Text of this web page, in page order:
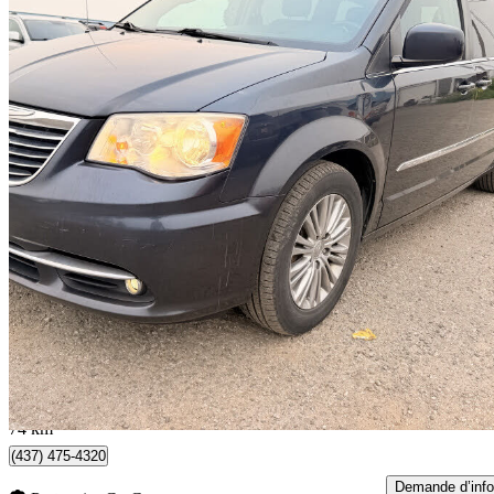
2014 Chrysler Town & Country
Touring-L FWD
4 890 $ Bonne
86 $/mois env.
Brampton, ON
74 km
(437) 475-4320
Demande d’info